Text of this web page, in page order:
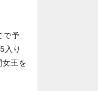
で予
入り
王を